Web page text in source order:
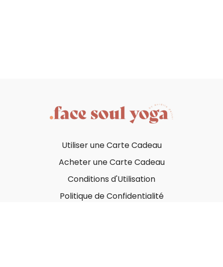
Utiliser une Carte Cadeau
Acheter une Carte Cadeau
Conditions d'Utilisation
Politique de Confidentialité